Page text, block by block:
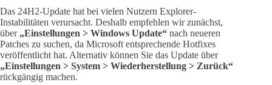
Das 24H2-Update hat bei vielen Nutzern Explorer-
Instabilitäten verursacht. Deshalb empfehlen wir zunächst,
über „Einstellungen > Windows Update“ nach neueren
Patches zu suchen, da Microsoft entsprechende Hotfixes
veröffentlicht hat. Alternativ können Sie das Update über
„Einstellungen > System > Wiederherstellung > Zurück“
rückgängig machen.